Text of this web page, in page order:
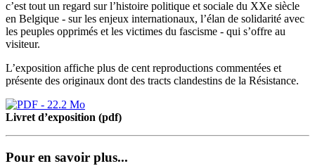
c’est tout un regard sur l’histoire politique et sociale du XXe siècle
en Belgique - sur les enjeux internationaux, l’élan de solidarité avec
les peuples opprimés et les victimes du fascisme - qui s’offre au
visiteur.
L’exposition affiche plus de cent reproductions commentées et
présente des originaux dont des tracts clandestins de la Résistance.
Livret d’exposition (pdf)
Pour en savoir plus...